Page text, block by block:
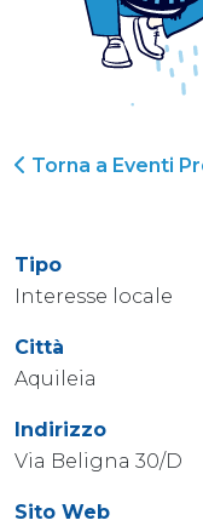
Torna a Eventi
Tipo
Interesse locale
Città
Aquileia
Indirizzo
Via Beligna 30/D
Sito Web